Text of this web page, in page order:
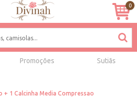
0
Promoções Sutiãs
+ 1 Calcinha Media Compressao